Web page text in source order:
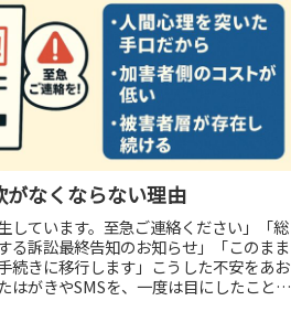
がなくならない理由
しています。至急ご連絡ください」「総
る訴訟最終告知のお知らせ」「このまま
続きに移行します」こうした不安をあお
はがきやSMSを、一度は目にしたことが